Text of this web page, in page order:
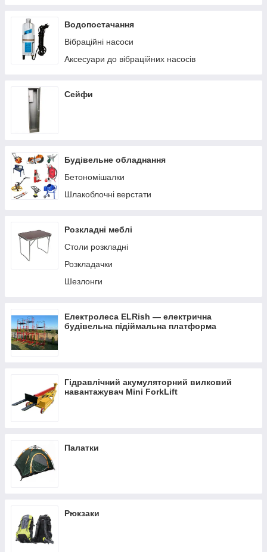
Водопостачання
Вібраційні насоси
Аксесуари до вібраційних насосів
Сейфи
Будівельне обладнання
Бетономішалки
Шлакоблочні верстати
Розкладні меблі
Столи розкладні
Розкладачки
Шезлонги
Електролеса ELRish — електрична
будівельна підіймальна платформа
Гідравлічний акумуляторний вилковий
навантажувач Mini ForkLift
Палатки
Рюкзаки